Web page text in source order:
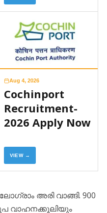
Aug 4, 2026
Cochinport
Recruitment-
2026 Apply Now
VIEW →
അരി വാങ്ങി. 900
വാഹനക്കൂലിയും